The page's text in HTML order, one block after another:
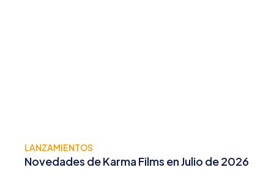
LANZAMIENTOS
Novedades de Karma Films en Julio de 2026